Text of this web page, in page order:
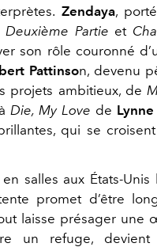
Zendaya,
Partie et
son rôle couronné
Pattinson, devenu
projets ambitieux, de
à Die, My Love de
qui se
salles aux États-Unis
promet d’être
laisse présager une
un refuge,